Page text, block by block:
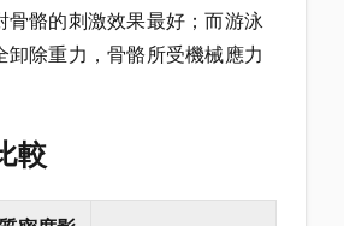
骨骼的刺激效果最好；而游泳
卸除重力，骨骼所受機械應力
較